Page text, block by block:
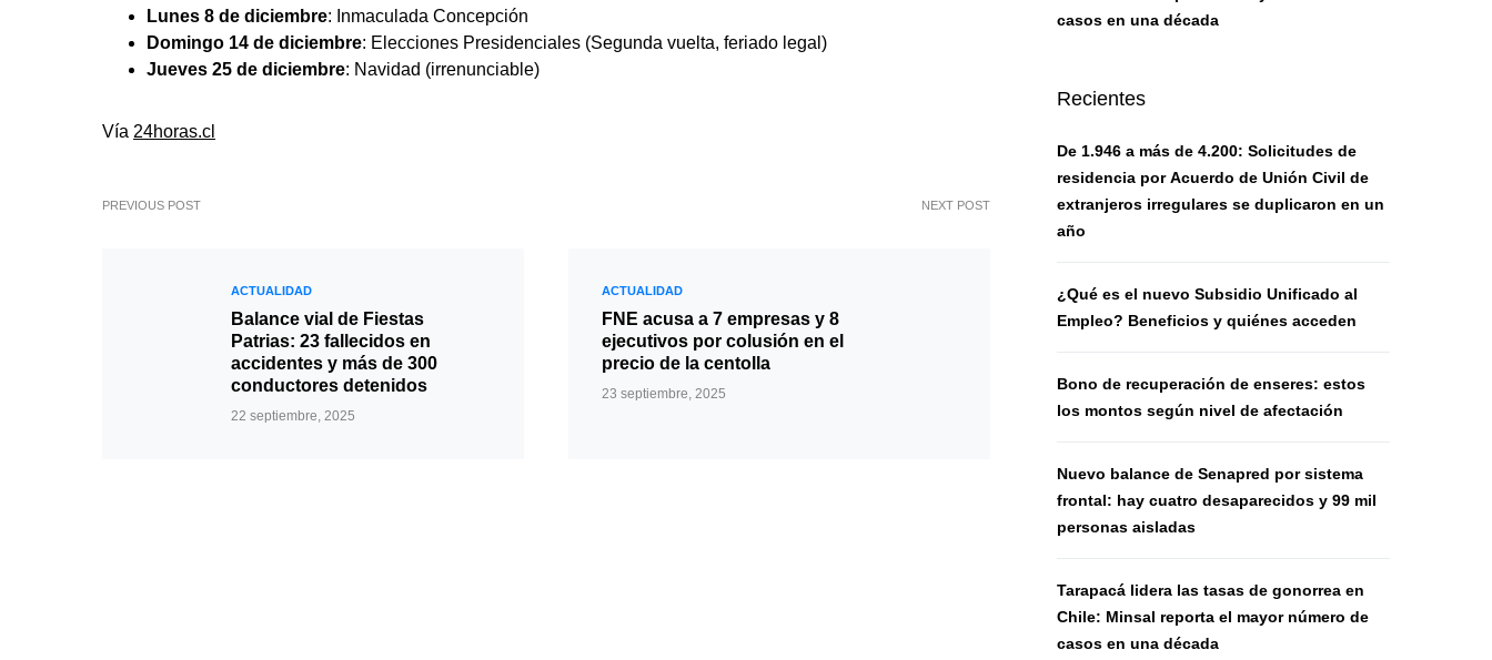
Lunes 8 de diciembre: Inmaculada Concepción
Domingo 14 de diciembre: Elecciones Presidenciales (Segunda vuelta, feriado legal)
Jueves 25 de diciembre: Navidad (irrenunciable)
Vía 24horas.cl
PREVIOUS POST
ACTUALIDAD
Balance vial de Fiestas
Patrias: 23 fallecidos en
accidentes y más de 300
conductores detenidos
22 septiembre, 2025
NEXT POST
ACTUALIDAD
FNE acusa a 7 empresas y 8
ejecutivos por colusión en el
precio de la centolla
23 septiembre, 2025
casos en una década
Recientes
De 1.946 a más de 4.200: Solicitudes de
residencia por Acuerdo de Unión Civil de
extranjeros irregulares se duplicaron en un
año
¿Qué es el nuevo Subsidio Unificado al
Empleo? Beneficios y quiénes acceden
Bono de recuperación de enseres: estos
los montos según nivel de afectación
Nuevo balance de Senapred por sistema
frontal: hay cuatro desaparecidos y 99 mil
personas aisladas
Tarapacá lidera las tasas de gonorrea en
Chile: Minsal reporta el mayor número de
casos en una década